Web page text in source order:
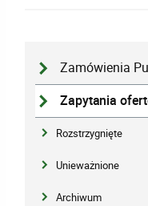
Zamówienia
Zapytania
Rozstrzygnięte
Unieważnione
Archiwum